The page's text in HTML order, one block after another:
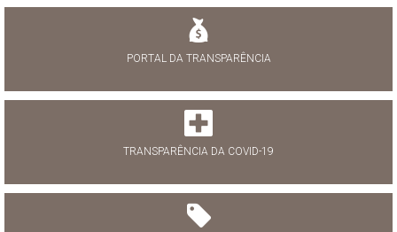
PORTAL DA TRANSPARÊNCIA
TRANSPARÊNCIA DA COVID-19